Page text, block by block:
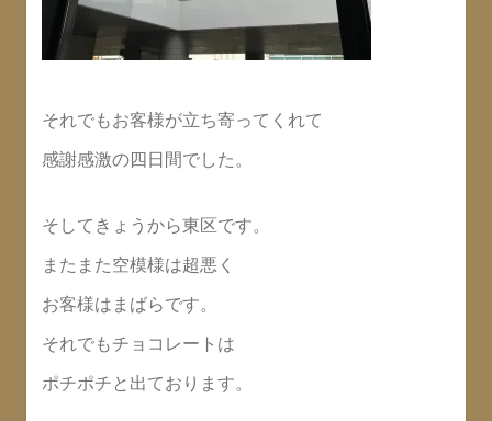
それでもお客様が立ち寄ってくれて
感謝感激の四日間でした。
そしてきょうから東区です。
またまた空模様は超悪く
お客様はまばらです。
それでもチョコレートは
ポチポチと出ております。